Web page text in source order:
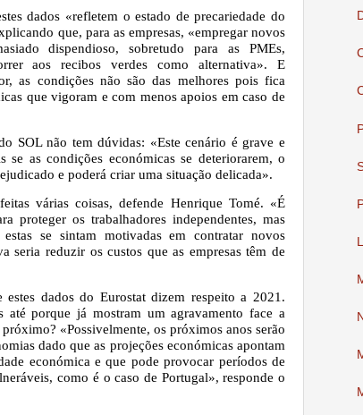
dados «refletem o estado de precariedade do
que, para as empresas, «empregar novos
dispendioso, sobretudo para as PMEs,
aos recibos verdes como alternativa». E
as condições não são das melhores pois fica
que vigoram e com menos apoios em caso de
SOL não tem dúvidas: «Este cenário é grave e
se as condições económicas se deteriorarem, o
e poderá criar uma situação delicada».
várias coisas, defende Henrique Tomé. «É
proteger os trabalhadores independentes, mas
se sintam motivadas em contratar novos
seria reduzir os custos que as empresas têm de
dados do Eurostat dizem respeito a 2021.
até porque já mostram um agravamento face a
«Possivelmente, os próximos anos serão
dado que as projeções económicas apontam
económica e que pode provocar períodos de
como é o caso de Portugal», responde o